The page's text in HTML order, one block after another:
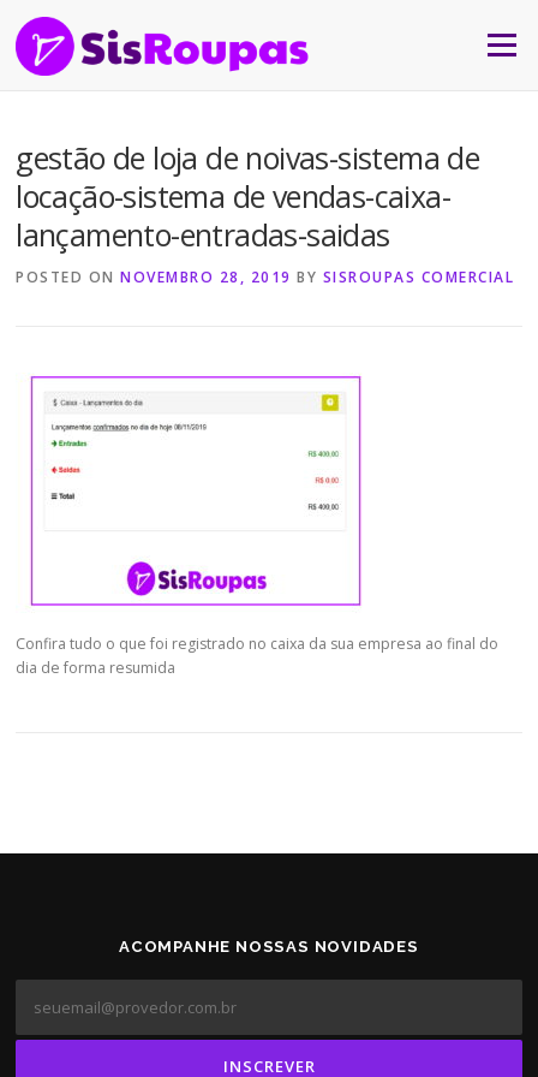
Menu
gestão de loja de noivas-sistema de
locação-sistema de vendas-caixa-
lançamento-entradas-saidas
POSTED ONNOVEMBRO 28, 2019 BY SISROUPAS COMERCIAL
Confira tudo o que foi registrado no caixa da sua empresa ao final do
dia de forma resumida
ACOMPANHE NOSSAS NOVIDADES